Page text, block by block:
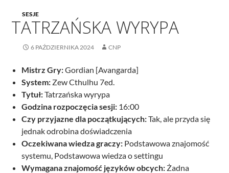
SESJE
TATRZAŃSKA WYRYPA
6 PAŹDZIERNIKA 2024 CNP
Mistrz Gry:Gordian [Avangarda]
System: Zew Cthulhu 7ed.
Tytuł:Tatrzańska wyrypa
Godzina rozpoczęcia sesji: 16:00
Czy przyjazne dla początkujących:Tak, ale przyda się
jednak odrobina doświadczenia
Oczekiwana wiedza graczy: Podstawowa znajomość
systemu, Podstawowa wiedza o settingu
Wymagana znajomość języków obcych: Żadna